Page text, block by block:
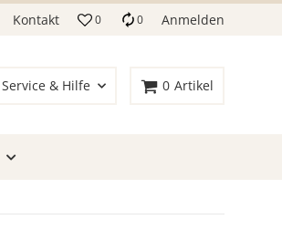
Kontakt 0 0 Anmelden
Service & Hilfe 0 Artikel